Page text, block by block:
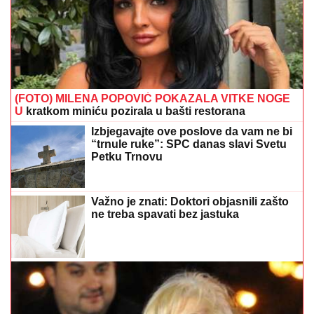
(FOTO) MILENA POPOVIĆ POKAZALA VITKE NOGE
U kratkom miniću pozirala u bašti restorana
Izbjegavajte ove poslove da vam ne bi
“trnule ruke”: SPC danas slavi Svetu
Petku Trnovu
Važno je znati: Doktori objasnili zašto
ne treba spavati bez jastuka